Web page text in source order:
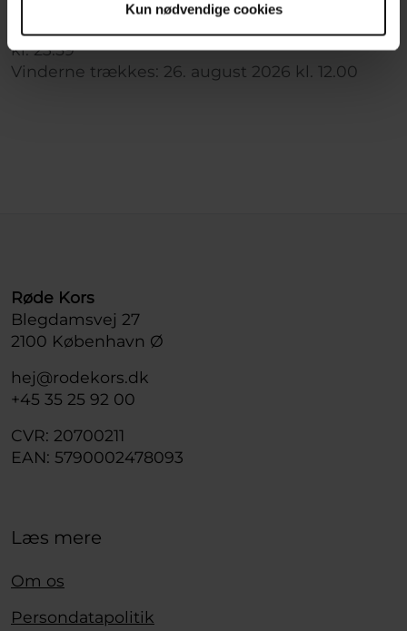
Kun nødvendige cookies
kl. 23.59
Vinderne trækkes: 26. august 2026 kl. 12.00
Røde Kors
Blegdamsvej 27
2100 København Ø
hej@rodekors.dk
+45 35 25 92 00
CVR: 20700211
EAN: 5790002478093
Læs mere
Om os
Persondatapolitik